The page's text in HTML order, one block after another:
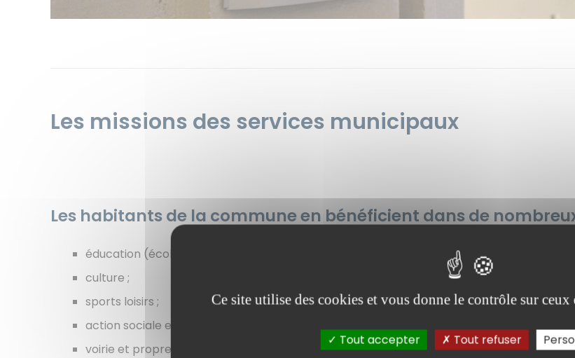
Les missions des services municipaux
Les habitants de la commune en bénéficient dans de
éducation (écoles primaires et maternelles) ;
culture ;
sports loisirs ;
action sociale et solidarité (notamment les personnes âgées) ;
voirie et propreté ;
Ce site utilise des cookies et vous donne le contrôle sur
Tout accepter Tout refuser